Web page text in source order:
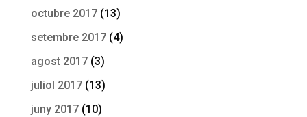
octubre 2017(13)
setembre 2017(4)
agost 2017(3)
juliol 2017(13)
juny 2017(10)